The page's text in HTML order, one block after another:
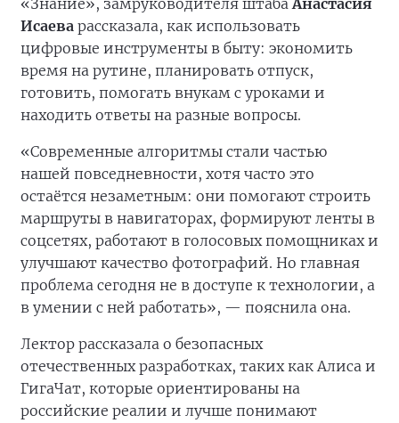
«Знание», замруководителя штабаАнастасия
Исаева рассказала, как использовать
цифровые инструменты в быту: экономить
время на рутине, планировать отпуск,
готовить, помогать внукам с уроками и
находить ответы на разные вопросы.
«Современные алгоритмы стали частью
нашей повседневности, хотя часто это
остаётся незаметным: они помогают строить
маршруты в навигаторах, формируют ленты в
соцсетях, работают в голосовых помощниках и
улучшают качество фотографий. Но главная
проблема сегодня не в доступе к технологии, а
в умении с ней работать», — пояснила она.
Лектор рассказала о безопасных
отечественных разработках, таких как Алиса и
ГигаЧат, которые ориентированы на
российские реалии и лучше понимают